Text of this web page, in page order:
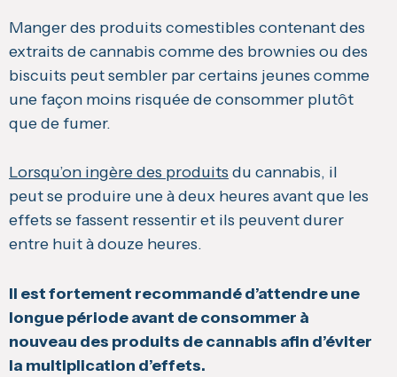
Manger des produits comestibles contenant des
extraits de cannabis comme des brownies ou des
biscuits peut sembler par certains jeunes comme
une façon moins risquée de consommer plutôt
que de fumer.
Lorsqu’on ingère des produits du cannabis, il
peut se produire une à deux heures avant que les
effets se fassent ressentir et ils peuvent durer
entre huit à douze heures.
Il est fortement recommandé d’attendre une
longue période avant de consommer à
nouveau des produits de cannabis afin d’éviter
la multiplication d’effets.